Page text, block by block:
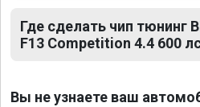
Где сделать чип тюнинг
F13 Competition 4.4 600
Вы не узнаете ваш